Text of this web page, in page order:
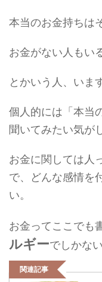
本当のお金持ちは
お金がない人もい
とかいう人、いま
個人的には「本当
聞いてみたい気が
お金に関しては人
で、どんな感情を
い。
お金ってここでも
ルギーでしかな
関連記事